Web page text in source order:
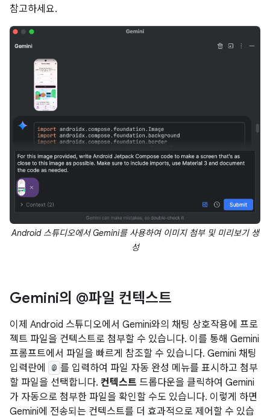
참고하세요.
Android 스튜디오에서 Gemini를 사용하여 이미지 첨부 및 미리보기 생
성
Gemini의 @파일 컨텍스트
이제 Android 스튜디오에서 Gemini와의 채팅 상호작용에 프로
젝트 파일을 컨텍스트로 첨부할 수 있습니다. 이를 통해 Gemini
프롬프트에서 파일을 빠르게 참조할 수 있습니다. Gemini 채팅
입력란에
@ 를 입력하여 파일 자동 완성 메뉴를 표시하고 첨부
할 파일을 선택합니다. 컨텍스트 드롭다운을 클릭하여 Gemini
가 자동으로 첨부한 파일을 확인할 수도 있습니다. 이렇게 하면
Gemini에 전송되는 컨텍스트를 더 효과적으로 제어할 수 있습